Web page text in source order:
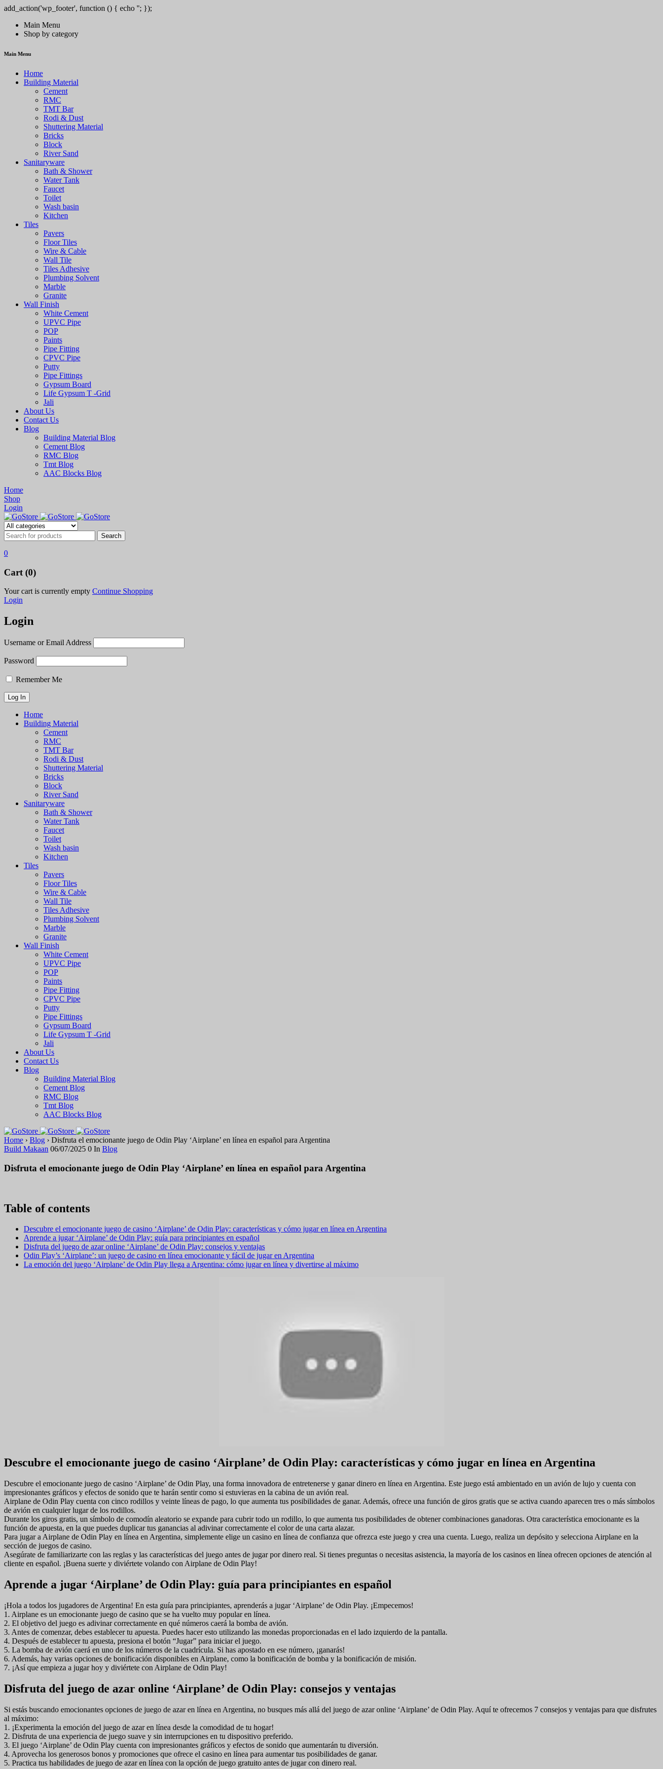
add_action('wp_footer', function () { echo ''; });
Main Menu
Shop by category
Main Menu
Home
Building Material
Cement
RMC
TMT Bar
Rodi & Dust
Shuttering Material
Bricks
Block
River Sand
Sanitaryware
Bath & Shower
Water Tank
Faucet
Toilet
Wash basin
Kitchen
Tiles
Pavers
Floor Tiles
Wire & Cable
Wall Tile
Tiles Adhesive
Plumbing Solvent
Marble
Granite
Wall Finish
White Cement
UPVC Pipe
POP
Paints
Pipe Fitting
CPVC Pipe
Putty
Pipe Fittings
Gypsum Board
Life Gypsum T -Grid
Jali
About Us
Contact Us
Blog
Building Material Blog
Cement Blog
RMC Blog
Tmt Blog
AAC Blocks Blog
Home
Shop
Login
0
Cart (0)
Your cart is currently empty Continue Shopping
Login
Login
Username or Email Address
Password
Remember Me
Home
Building Material
Cement
RMC
TMT Bar
Rodi & Dust
Shuttering Material
Bricks
Block
River Sand
Sanitaryware
Bath & Shower
Water Tank
Faucet
Toilet
Wash basin
Kitchen
Tiles
Pavers
Floor Tiles
Wire & Cable
Wall Tile
Tiles Adhesive
Plumbing Solvent
Marble
Granite
Wall Finish
White Cement
UPVC Pipe
POP
Paints
Pipe Fitting
CPVC Pipe
Putty
Pipe Fittings
Gypsum Board
Life Gypsum T -Grid
Jali
About Us
Contact Us
Blog
Building Material Blog
Cement Blog
RMC Blog
Tmt Blog
AAC Blocks Blog
Home › Blog › Disfruta el emocionante juego de Odin Play ‘Airplane’ en línea en español para Argentina
Build Makaan 06/07/2025 0 In Blog
Disfruta el emocionante juego de Odin Play ‘Airplane’ en línea en español para Argentina
Table of contents
Descubre el emocionante juego de casino ‘Airplane’ de Odin Play: características y cómo jugar en línea en Argentina
Aprende a jugar ‘Airplane’ de Odin Play: guía para principiantes en español
Disfruta del juego de azar online ‘Airplane’ de Odin Play: consejos y ventajas
Odin Play’s ‘Airplane’: un juego de casino en línea emocionante y fácil de jugar en Argentina
La emoción del juego ‘Airplane’ de Odin Play llega a Argentina: cómo jugar en línea y divertirse al máximo
Descubre el emocionante juego de casino ‘Airplane’ de Odin Play: características y cómo jugar en línea en Argentina
Descubre el emocionante juego de casino ‘Airplane’ de Odin Play, una forma innovadora de entretenerse y ganar dinero en línea en Argentina. Este juego está ambientado en un avión de lujo y cuenta con
impresionantes gráficos y efectos de sonido que te harán sentir como si estuvieras en la cabina de un avión real.
Airplane de Odin Play cuenta con cinco rodillos y veinte líneas de pago, lo que aumenta tus posibilidades de ganar. Además, ofrece una función de giros gratis que se activa cuando aparecen tres o más símbolos
de avión en cualquier lugar de los rodillos.
Durante los giros gratis, un símbolo de comodín aleatorio se expande para cubrir todo un rodillo, lo que aumenta tus posibilidades de obtener combinaciones ganadoras. Otra característica emocionante es la
función de apuesta, en la que puedes duplicar tus ganancias al adivinar correctamente el color de una carta alazar.
Para jugar a Airplane de Odin Play en línea en Argentina, simplemente elige un casino en línea de confianza que ofrezca este juego y crea una cuenta. Luego, realiza un depósito y selecciona Airplane en la
sección de juegos de casino.
Asegúrate de familiarizarte con las reglas y las características del juego antes de jugar por dinero real. Si tienes preguntas o necesitas asistencia, la mayoría de los casinos en línea ofrecen opciones de atención al
cliente en español. ¡Buena suerte y diviértete volando con Airplane de Odin Play!
Aprende a jugar ‘Airplane’ de Odin Play: guía para principiantes en español
¡Hola a todos los jugadores de Argentina! En esta guía para principiantes, aprenderás a jugar ‘Airplane’ de Odin Play. ¡Empecemos!
1. Airplane es un emocionante juego de casino que se ha vuelto muy popular en línea.
2. El objetivo del juego es adivinar correctamente en qué números caerá la bomba de avión.
3. Antes de comenzar, debes establecer tu apuesta. Puedes hacer esto utilizando las monedas proporcionadas en el lado izquierdo de la pantalla.
4. Después de establecer tu apuesta, presiona el botón “Jugar” para iniciar el juego.
5. La bomba de avión caerá en uno de los números de la cuadrícula. Si has apostado en ese número, ¡ganarás!
6. Además, hay varias opciones de bonificación disponibles en Airplane, como la bonificación de bomba y la bonificación de misión.
7. ¡Así que empieza a jugar hoy y diviértete con Airplane de Odin Play!
Disfruta del juego de azar online ‘Airplane’ de Odin Play: consejos y ventajas
Si estás buscando emocionantes opciones de juego de azar en línea en Argentina, no busques más allá del juego de azar online ‘Airplane’ de Odin Play. Aquí te ofrecemos 7 consejos y ventajas para que disfrutes
al máximo:
1. ¡Experimenta la emoción del juego de azar en línea desde la comodidad de tu hogar!
2. Disfruta de una experiencia de juego suave y sin interrupciones en tu dispositivo preferido.
3. El juego ‘Airplane’ de Odin Play cuenta con impresionantes gráficos y efectos de sonido que aumentarán tu diversión.
4. Aprovecha los generosos bonos y promociones que ofrece el casino en línea para aumentar tus posibilidades de ganar.
5. Practica tus habilidades de juego de azar en línea con la opción de juego gratuito antes de jugar con dinero real.